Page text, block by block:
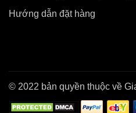
Hướng dẫn đặt hàng
© 2022 bản quyền thuộc về